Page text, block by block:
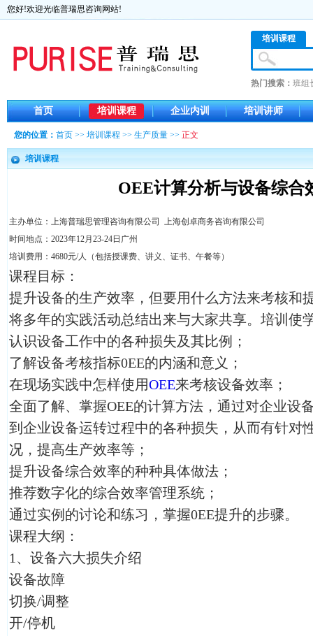
您好!欢迎光临普瑞思咨询网站!
培训课程
热门搜索： 班组
首页 培训课程 企业内训 培训讲师
您的位置： 首页 >> 培训课程 >> 生产质量 >> 正文
培训课程
OEE计算分析与设备综合
主办单位：上海普瑞思管理咨询有限公司 上海创卓商务咨询有限公司
时间地点：2023年12月23-24日广州
培训费用：4680元/人（包括授课费、讲义、证书、午餐等）
课程目标：
提升设备的生产效率，但要用什么方法来考核和
将多年的实践活动总结出来与大家共享。培训使
认识设备工作中的各种损失及其比例；
了解设备考核指标0EE的内涵和意义；
在现场实践中怎样使用OEE来考核设备效率；
全面了解、掌握OEE的计算方法，通过对企业设
到企业设备运转过程中的各种损失，从而有针对
况，提高生产效率等；
提升设备综合效率的种种具体做法；
推荐数字化的综合效率管理系统；
通过实例的讨论和练习，掌握0EE提升的步骤。
课程大纲：
1、设备六大损失介绍
设备故障
切换/调整
开/停机